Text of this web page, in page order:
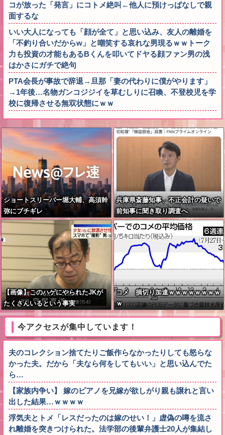
コが放った「発言」にコトメ絶叫←他人に預けっぱなしで親
面するな
いい大人になっても「顔が全て」と思い込み、友人の離婚を
「不釣り合いだからw」と嘲笑する哀れな男現るｗｗトーク
力も投資の才能もあるBくんを叩いてドヤる顔ファン男の浅
はかさにガチで絶句
PTA会長が事故で辞退→旦那「妻の代わりに僕がやります」
→1年後…名物ガンコジジイを草むしりに召喚、不登校児を学
校に復帰させる無双状態にｗｗ
ショートスリーパー堀大輔、高須幹
弥にブチギレ
兵庫県斎藤知事、不正会計の疑いで
前知事に聞き取り調査へ
【画像】このハゲにやられたJKが
たくさんいるという事実
コメ 損切り加速ｗｗｗｗｗｗｗｗ
ｗ
今アクセスが集中しています！
夫のコレクション捨てたりご飯作らなかったりしても怒らな
かった夫。だから「夫なら何をしてもいい」と思い込んでた
ら…
【家族内争い】 嫁のピアノを兄嫁が欲しがり親も譲れと言い
出した結果…ｗｗｗｗ
浮気夫とトメ「レスだったのは嫁のせい！」虚偽の噂を流さ
れ離婚を突きつけられた。法学部の後輩弁護士20人が集結し